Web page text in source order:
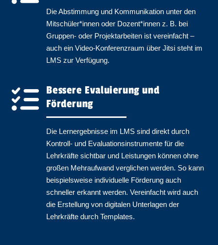
Die Abstimmung und Kommunikation unter den
Mitschüler​*innen oder Dozent​*innen z. B. bei
Gruppen- oder Projektarbeiten ist vereinfacht –
auch ein Video-Konferenzraum über Jitsi steht im
LMS zur Verfügung.
Bessere Evaluierung und
Förderung
Die Lernergebnisse im LMS sind direkt durch
Kontroll- und Evaluationsinstrumente für die
Lehrkräfte sichtbar und Leistungen können ohne
großen Mehraufwand verglichen werden. So kann
beispielsweise individuelle Förderung auch
schneller erkannt werden. Vereinfacht wird auch
die Erstellung von digitalen Unterlagen der
Lehrkräfte durch Templates.